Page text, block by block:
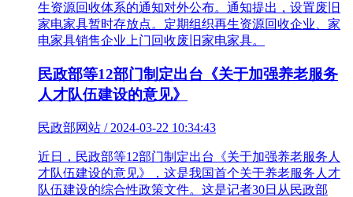
生资源回收体系的通知对外公布。通知提出，设置废旧
家电家具暂时存放点。定期组织再生资源回收企业、家
电家具销售企业上门回收废旧家电家具。
民政部等12部门制定出台《关于加强养老服务
人才队伍建设的意见》
民政部网站 / 2024-03-22 10:34:43
近日，民政部等12部门制定出台《关于加强养老服务人
才队伍建设的意见》，这是我国首个关于养老服务人才
队伍建设的综合性政策文件。这是记者30日从民政部